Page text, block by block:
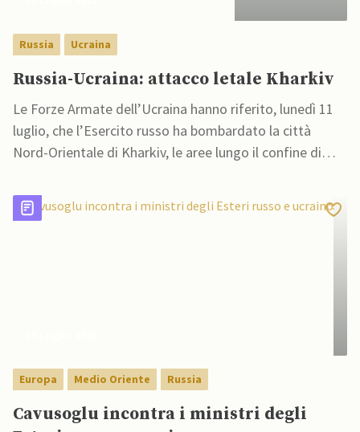
Russia Ucraina
Russia-Ucraina: attacco letale Kharkiv
Le Forze Armate dell’Ucraina hanno riferito, lunedì 11
luglio, che l’Esercito russo ha bombardato la città
Nord-Orientale di Kharkiv, le aree lungo il confine di
Odessa.
Europa Medio Oriente Russia
Cavusoglu incontra i ministri degli